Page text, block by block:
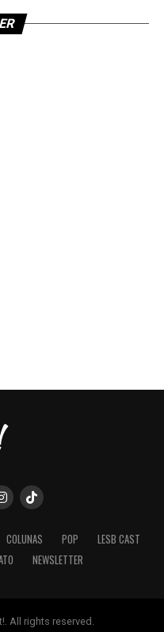
COLUNAS POP
LESB CAST
NEWSLETTER
All rights reserved.